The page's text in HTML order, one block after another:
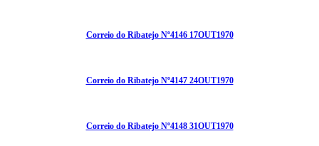
Correio do Ribatejo Nº4146 17OUT1970
Correio do Ribatejo Nº4147 24OUT1970
Correio do Ribatejo Nº4148 31OUT1970